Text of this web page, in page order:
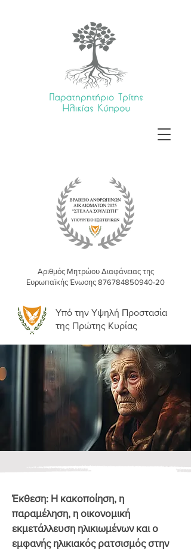
Αριθμός Μητρώου Διαφάνειας της
Ευρωπαϊκής Ένωσης 876784850940-20
Υπό την Υψηλή Προστασία
της Πρώτης Κυρίας
​Έκθεση: Η κακοποίηση, η
παραμέληση, η οικονομική
εκμετάλλευση ηλικιωμένων και ο
εμφανής ηλικιακός ρατσισμός στην